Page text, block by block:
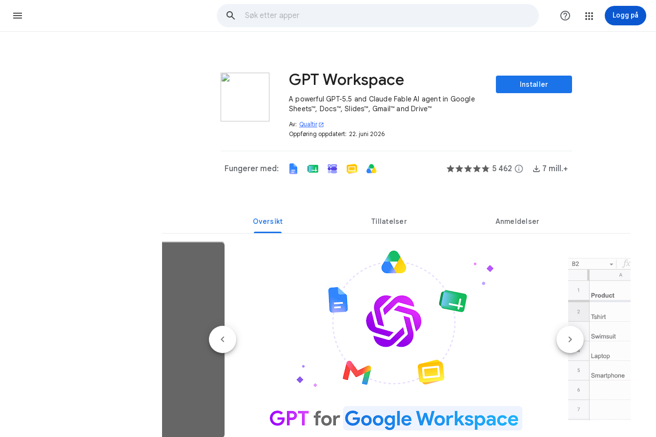
help_outline Logg på
GPT Workspace
A powerful GPT-5.5 and Claude Fable AI agent in Google
Sheets™, Docs™, Slides™, Gmail™ and Drive™
Av: Qualtir open_in_new
Oppføring oppdatert: 22. juni 2026
Installer
Fungerer med: 5 462 info 7 mill.+
Oversikt Tillatelser Anmeldelser